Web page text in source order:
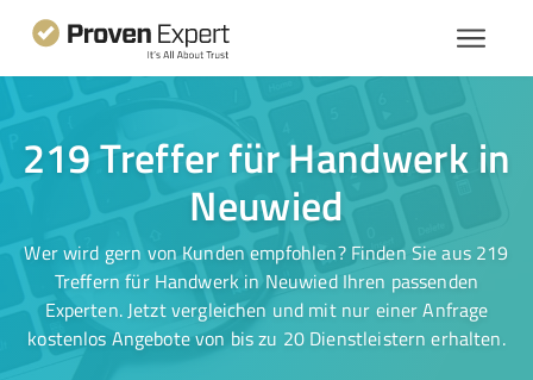
219 Treffer für Handwerk in
Neuwied
Wer wird gern von Kunden empfohlen? Finden Sie aus 219
Treffern für Handwerk in Neuwied Ihren passenden
Experten. Jetzt vergleichen und mit nur einer Anfrage
kostenlos Angebote von bis zu 20 Dienstleistern erhalten.